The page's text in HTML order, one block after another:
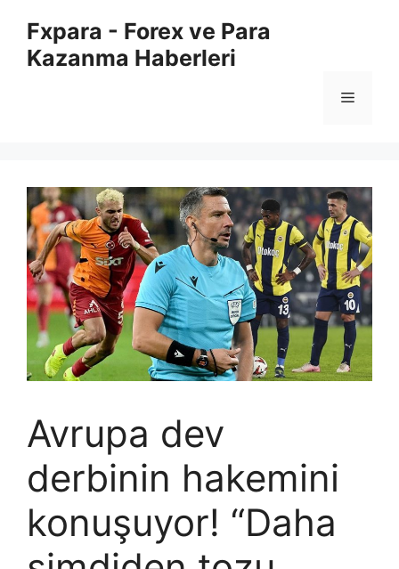
Fxpara - Forex ve Para
Kazanma Haberleri
Menü
Avrupa dev
derbinin hakemini
konuşuyor! “Daha